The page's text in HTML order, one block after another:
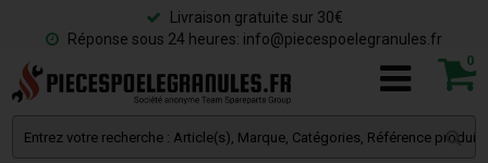
Livraison gratuite sur 30€
Réponse sous 24 heures: info@piecespoelegranules.fr
0